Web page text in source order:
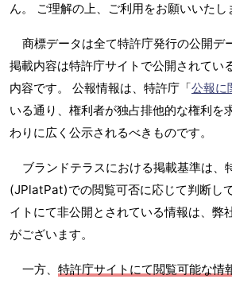
ん。 ご理解の上、ご利用をお願いいたし
商標データは全て特許庁発行の公開デ
掲載内容は特許庁サイトで公開されてい
内容です。 公報情報は、特許庁「公報に
いる通り、権利者が独占排他的な権利を
わりに広く公示されるべきものです。
ブランドテラスにおける掲載基準は、
(JPlatPat)での閲覧可否に応じて判断し
イトにて非公開とされている情報は、弊
がございます。
一方、 特許庁サイトにて閲覧可能な情